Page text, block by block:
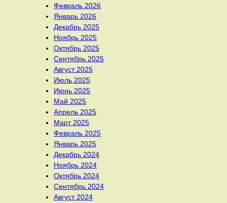
Февраль 2026
Январь 2026
Декабрь 2025
Ноябрь 2025
Октябрь 2025
Сентябрь 2025
Август 2025
Июль 2025
Июнь 2025
Май 2025
Апрель 2025
Март 2025
Февраль 2025
Январь 2025
Декабрь 2024
Ноябрь 2024
Октябрь 2024
Сентябрь 2024
Август 2024